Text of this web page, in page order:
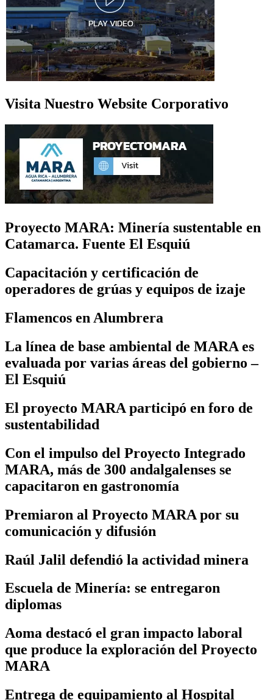
Visita Nuestro Website Corporativo
Proyecto MARA: Minería sustentable en
Catamarca. Fuente El Esquiú
Capacitación y certificación de
operadores de grúas y equipos de izaje
Flamencos en Alumbrera
La línea de base ambiental de MARA es
evaluada por varias áreas del gobierno –
El Esquiú
El proyecto MARA participó en foro de
sustentabilidad
Con el impulso del Proyecto Integrado
MARA, más de 300 andalgalenses se
capacitaron en gastronomía
Premiaron al Proyecto MARA por su
comunicación y difusión
Raúl Jalil defendió la actividad minera
Escuela de Minería: se entregaron
diplomas
Aoma destacó el gran impacto laboral
que produce la exploración del Proyecto
MARA
Entrega de equipamiento al Hospital